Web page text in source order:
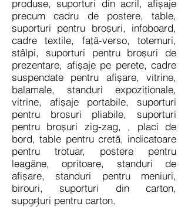
produse, suporturi din acril, afișaje
precum cadru de postere, table,
suporturi pentru broșuri, infoboard,
cadre textile, față-verso, totemuri,
stâlpi, suporturi pentru broșuri de
prezentare, afișaje pe perete, cadre
suspendate pentru afișare, vitrine,
balamale, standuri expoziționale,
vitrine, afișaje portabile, suporturi
pentru brosuri pliabile, suporturi
pentru broșuri zig-zag, , placi de
bord, table pentru cretă, indicatoare
pentru trotuar, postere pentru
leagăne, opritoare, standuri de
afișare, standuri pentru meniuri,
birouri, suporturi din carton,
suporturi pentru carton.